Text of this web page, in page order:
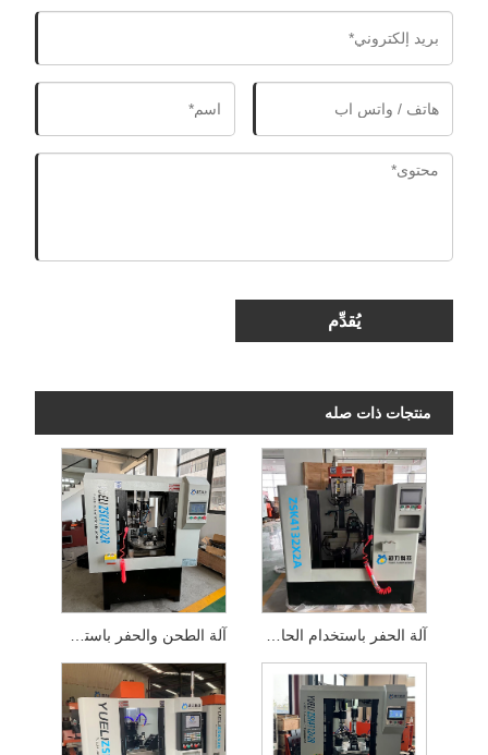
يُقدِّم
منتجات ذات صله
آلة الطحن والحفر باستخدام الحاسب الآلي ذات 4 محاور